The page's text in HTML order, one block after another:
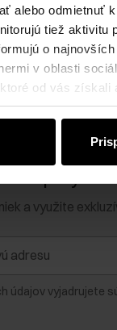
alebo odmietnuť
tiež aktivitu
o
v oblasti
od vás získali
a využite
údajov vyjadrujete